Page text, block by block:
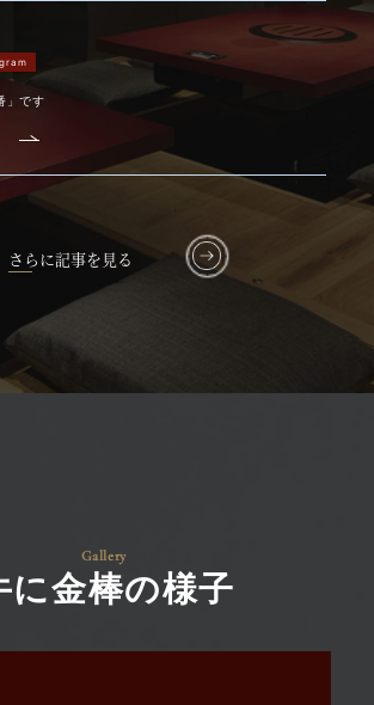
」です
さらに記事を見る
に金棒の様子